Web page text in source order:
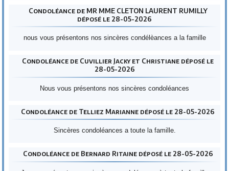
Condoléance de MR MME CLETON LAURENT RUMILLY
déposé le 28-05-2026
nous vous présentons nos sincères condélèances a la famille
Condoléance de Cuvillier Jacky et Christiane déposé le
28-05-2026
Nous vous présentons nos sincères condoléances
Condoléance de Telliez Marianne déposé le 28-05-2026
Sincères condoléances a toute la famille.
Condoléance de Bernard Ritaine déposé le 28-05-2026